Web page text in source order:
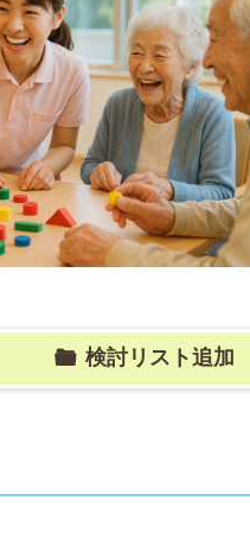
検討リスト追加